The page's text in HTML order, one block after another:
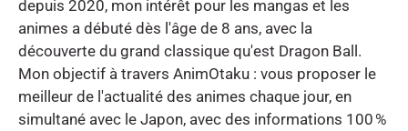
depuis 2020, mon intérêt pour les mangas et les
animes a débuté dès l'âge de 8 ans, avec la
découverte du grand classique qu'est Dragon Ball.
Mon objectif à travers AnimOtaku : vous proposer le
meilleur de l'actualité des animes chaque jour, en
simultané avec le Japon, avec des informations 100 %